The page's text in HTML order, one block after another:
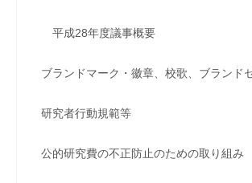
平成28年度議事概要
ブランドマーク・徽章、校歌、ブランド
研究者行動規範等
公的研究費の不正防止のための取り組み